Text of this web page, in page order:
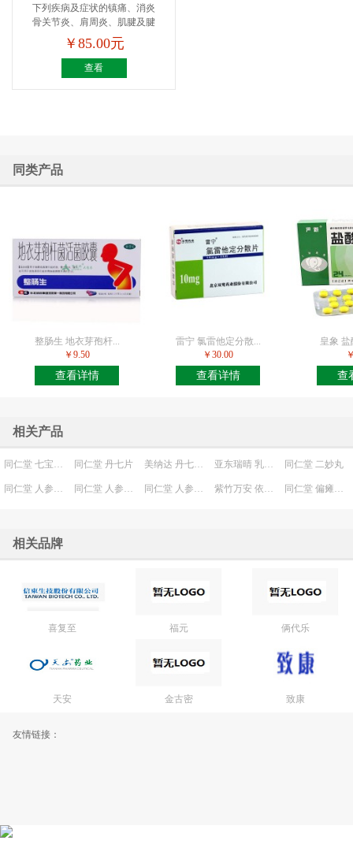
下列疾病及症状的镇痛、消炎
骨关节炎、肩周炎、肌腱及腱
鞘...
￥85.00元
查看
同类产品
整肠生 地衣芽孢杆...
￥9.50
查看详情
雷宁 氯雷他定分散...
￥30.00
查看详情
皇象
查
相关产品
同仁堂 丹七片 同仁堂 二妙丸
相关品牌
喜复至 福元 俩代乐
天安 金古密 致康
友情链接：